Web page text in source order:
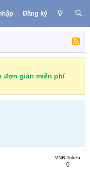
Đăng ký
đơn giản miễn phí
VNB Token
0